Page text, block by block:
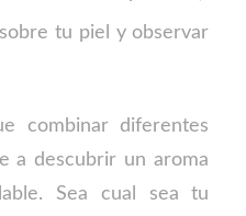
tu piel y observar
combinar diferentes
a descubrir un aroma
Sea cual sea tu